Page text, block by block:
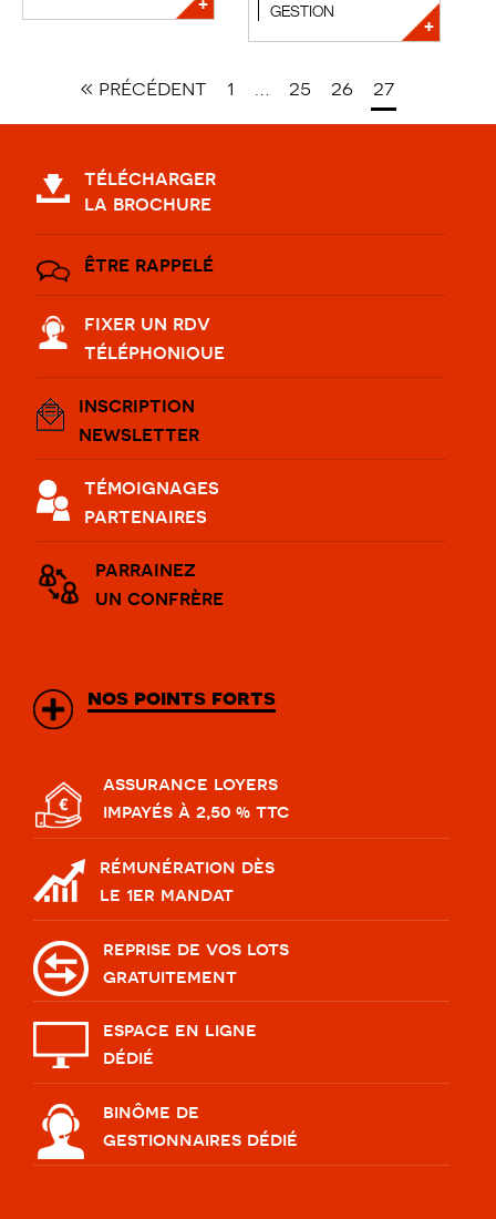
GESTION
« précédent 1 … 25 26 27
télécharger
la brochure
être rappelé
fixer un rdv
téléphonique
inscription
newsletter
témoignages
partenaires
parrainez
un confrère
nos points forts
assurance loyers
impayés à 2,50 % ttc
rémunération dès
le 1er mandat
reprise de vos lots
gratuitement
espace en ligne
dédié
binôme de
gestionnaires dédié